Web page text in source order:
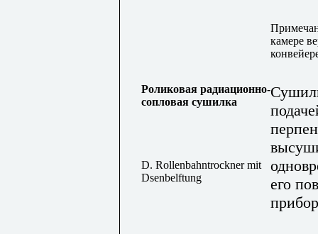
камере
Роликовая радиационно-
сопловая сушилка
его
D. Rollenbahntrockner mit
Dsenbelftung